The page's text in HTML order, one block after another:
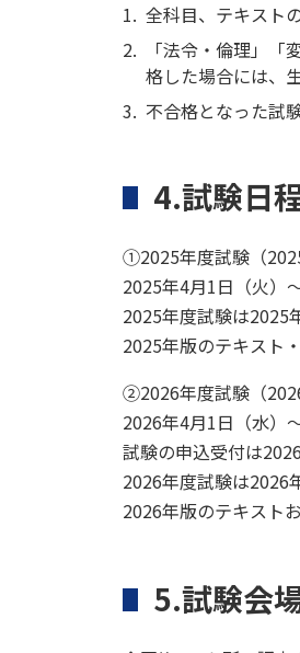
全科目、テキスト
「法令・倫理」
格した場合には、
不合格となった試
4.試験日
①2025年度試験（
2025年4月1日（火）
2025年度試験は2025
2025年版のテキスト
②2026年度試験（
2026年4月1日（水）
試験の申込受付は
2026年度試験は2026
2026年版のテキスト
5.試験会